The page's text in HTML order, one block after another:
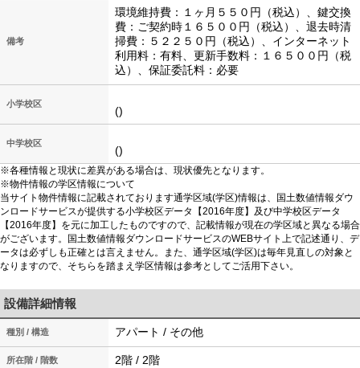
備考
環境維持費：１ヶ月５５０円（税込）、鍵交換
費：ご契約時１６５００円（税込）、退去時清
掃費：５２２５０円（税込）、インターネット
利用料：有料、更新手数料：１６５００円（税
込）、保証委託料：必要
小学校区
()
中学校区
()
※各種情報と現状に差異がある場合は、現状優先となります。
※物件情報の学区情報について
当サイト物件情報に記載されております通学区域(学区)情報は、国土数値情報ダウ
ンロードサービスが提供する小学校区データ【2016年度】及び中学校区データ
【2016年度】を元に加工したものですので、記載情報が現在の学区域と異なる場合
がございます。国土数値情報ダウンロードサービスのWEBサイト上で記述通り、デ
ータは必ずしも正確とは言えません。また、通学区域(学区)は毎年見直しの対象と
なりますので、そちらを踏まえ学区情報は参考としてご活用下さい。
設備詳細情報
種別 / 構造 アパート / その他
所在階 / 階数 2階 / 2階